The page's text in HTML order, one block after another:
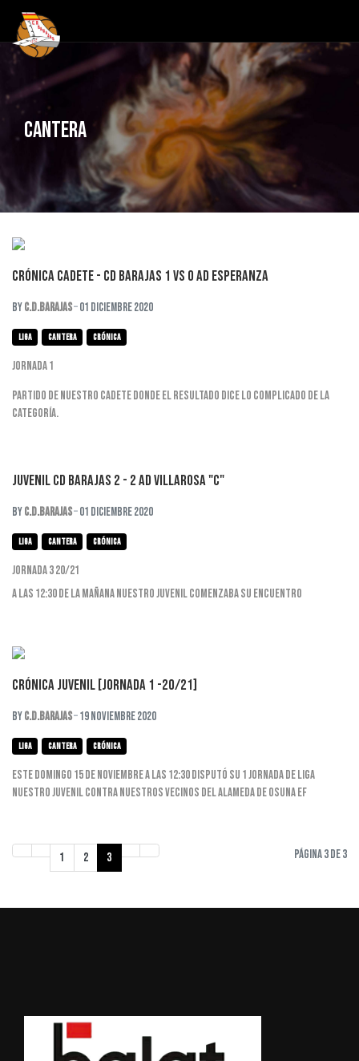
Cantera
Crónica Cadete - CD BARAJAS 1 VS 0 AD ESPERANZA
ByC.D.Barajas 01 Diciembre 2020
liga cantera crónica
Jornada 1
Partido de nuestro cadete donde el resultado dice lo complicado de la
categoría.
Juvenil CD Barajas 2 - 2 AD Villarosa "C"
ByC.D.Barajas 01 Diciembre 2020
liga cantera crónica
Jornada 3 20/21
A las 12:30 de la mañana nuestro juvenil comenzaba su encuentro
Crónica Juvenil [Jornada 1 -20/21]
ByC.D.Barajas 19 Noviembre 2020
liga cantera crónica
Este domingo 15 de Noviembre a las 12:30 disputó su 1 jornada de liga
nuestro juvenil contra nuestros vecinos del Alameda de Osuna EF
Página 3 de 3
1 2 3